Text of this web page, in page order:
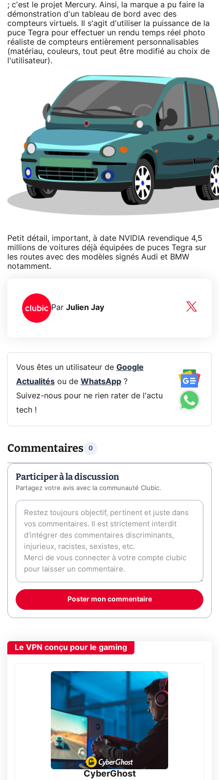
; c'est le projet Mercury. Ainsi, la marque a pu faire la
démonstration d'un tableau de bord avec des
compteurs virtuels. Il s'agit d'utiliser la puissance de la
puce Tegra pour effectuer un rendu temps réel photo
réaliste de compteurs entièrement personnalisables
(matériau, couleurs, tout peut être modifié au choix de
l'utilisateur).
Petit détail, important, à date NVIDIA revendique 4,5
millions de voitures déjà équipées de puces Tegra sur
les routes avec des modèles signés Audi et BMW
notamment.
Par Julien Jay
Vous êtes un utilisateur de Google
Actualitésou de WhatsApp?
Suivez-nous pour ne rien rater de l'actu
tech !
Commentaires 0
Participer à la discussion
Partagez votre avis avec la communauté Clubic.
Poster mon commentaire
Le VPN conçu pour le gaming
CyberGhost